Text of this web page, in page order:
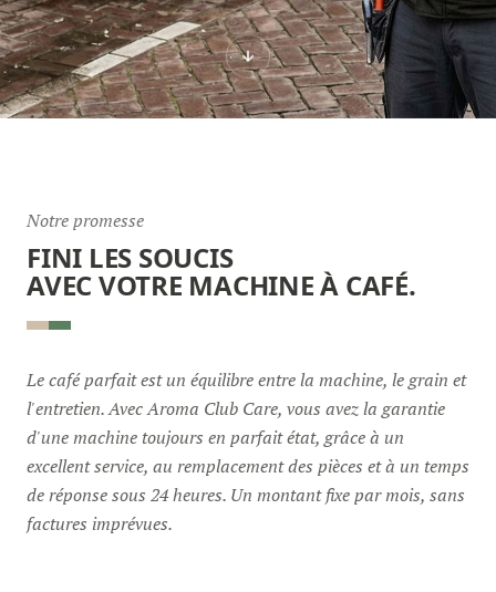
Notre promesse
FINI LES SOUCIS
AVEC VOTRE MACHINE À CAFÉ.
Le café parfait est un équilibre entre la machine, le grain et
l'entretien. Avec Aroma Club Care, vous avez la garantie
d'une machine toujours en parfait état, grâce à un
excellent service, au remplacement des pièces et à un temps
de réponse sous 24 heures. Un montant fixe par mois, sans
factures imprévues.